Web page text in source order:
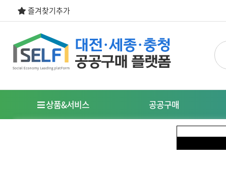
즐겨찾기추가
상품&서비스 공공구매
사회적경제기업이란?